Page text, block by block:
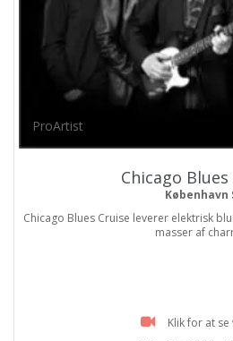
ProArtist
Chicago Blues
København
Chicago Blues Cruise leverer elektrisk
masser af
Klik for at se